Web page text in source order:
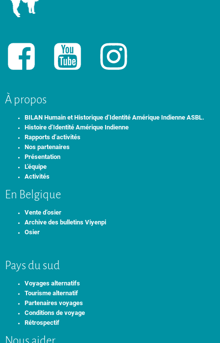
À propos
BILAN Humain et Historique d’Identité Amérique Indienne ASBL.
Histoire d’Identité Amérique Indienne
Rapports d’activités
Nos partenaires
Présentation
L’équipe
Activités
En Belgique
Vente d’osier
Archive des bulletins Viyenpi
Osier
Pays du sud
Voyages alternatifs
Tourisme alternatif
Partenaires voyages
Conditions de voyage
Rétrospectif